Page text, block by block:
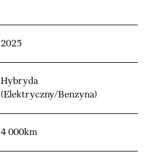
2025
Hybryda
(Elektryczny/Benzyna)
4 000km